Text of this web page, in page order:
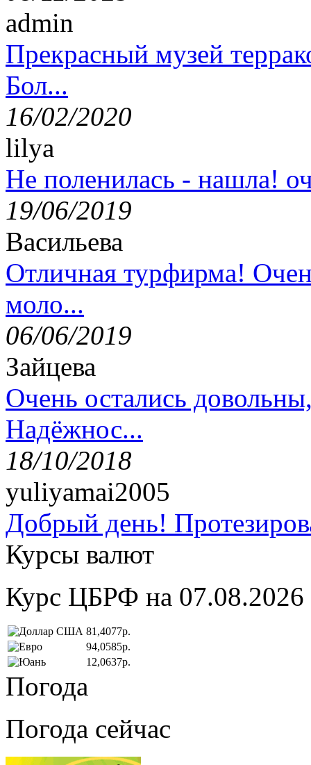
admin
Прекрасный музей
Бол...
16/02/2020
lilya
Не поленилась - нашла!
19/06/2019
Васильева
Отличная турфирма!
моло...
06/06/2019
Зайцева
Очень остались
Надёжнос...
18/10/2018
yuliyamai2005
Добрый день!
Курсы валют
Курс ЦБРФ на 07.08.2026
81,4077р.
94,0585р.
12,0637р.
Погода
Погода сейчас